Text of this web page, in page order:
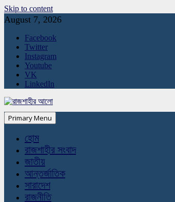
Skip to content
August 7, 2026
Facebook
Twitter
Instagram
Youtube
VK
LinkedIn
Primary Menu
হোম
রাজশাহীর সংবাদ
জাতীয়
আন্তর্জাতিক
সারাদেশ
রাজনীতি